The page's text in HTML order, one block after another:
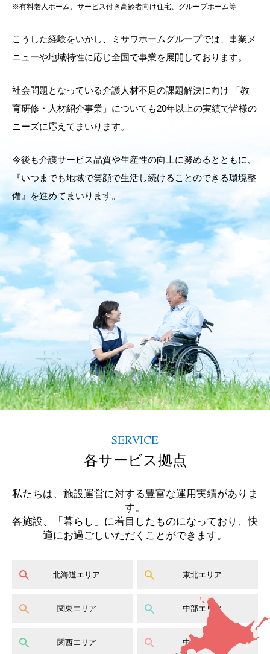
ミサワアイデンティティ
※有料老人ホーム、サービス付き高齢者向け住宅、グループホーム等
こうした経験をいかし、ミサワホームグループでは、事業メ
ニューや地域特性に応じ全国で事業を展開しております。
社会問題となっている介護人材不足の課題解決に向け 「教
育研修・人材紹介事業」についても20年以上の実績で皆様の
ニーズに応えてまいります。
今後も介護サービス品質や生産性の向上に努めるとともに、
『いつまでも地域で笑顔で生活し続けることのできる環境整
備』を進めてまいります。
SERVICE
各サービス拠点
私たちは、施設運営に対する豊富な運用実績がありま
す。
各施設、「暮らし」に着目したものになっており、快
適にお過ごしいただくことができます。
北海道エリア 東北エリア
関東エリア 中部エリア
関西エリア 中国エリア